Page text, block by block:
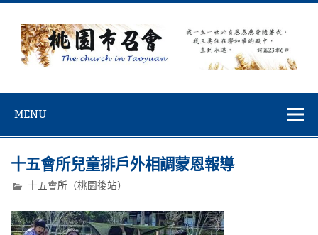
Skip
content
MENU
十五會所兒童排戶外相調蒙恩報導
十五會所（桃園後站）